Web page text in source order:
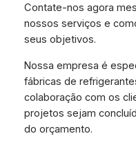
Contate-nos agora
nossos serviços e
seus objetivos.
Nossa empresa é
fábricas de
colaboração com os
projetos sejam
do orçamento.